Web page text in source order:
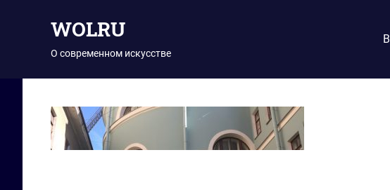
WOLRU
О современном искусстве